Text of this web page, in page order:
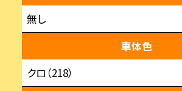
無し
車体色
クロ（218）